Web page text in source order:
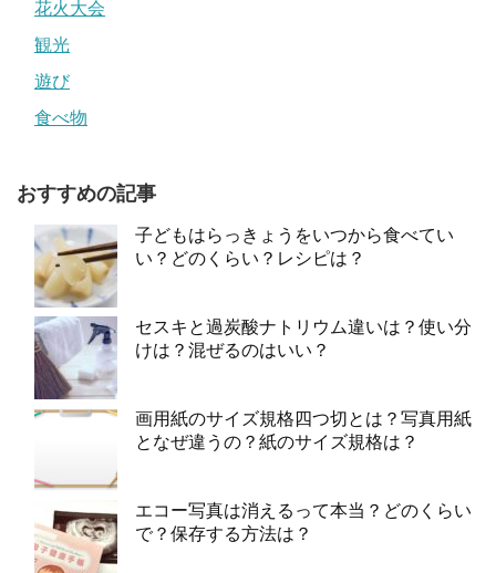
花火大会
観光
遊び
食べ物
おすすめの記事
子どもはらっきょうをいつから食べてい
い？どのくらい？レシピは？
セスキと過炭酸ナトリウム違いは？使い分
けは？混ぜるのはいい？
画用紙のサイズ規格四つ切とは？写真用紙
となぜ違うの？紙のサイズ規格は？
エコー写真は消えるって本当？どのくらい
で？保存する方法は？